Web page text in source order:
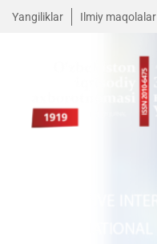
Yangiliklar Ilmiy maqolalar